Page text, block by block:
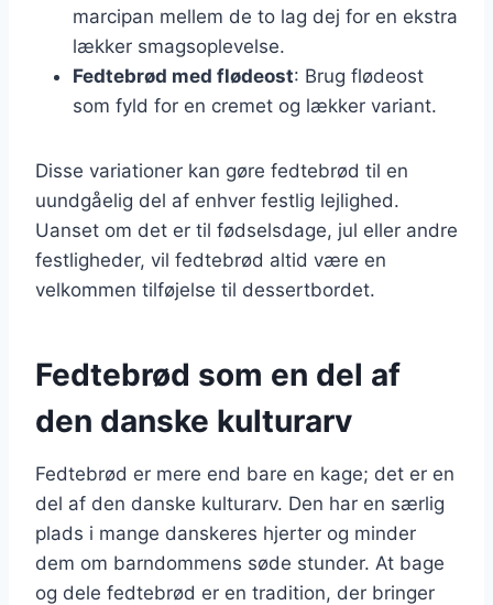
marcipan mellem de to lag dej for en ekstra
lækker smagsoplevelse.
Fedtebrød med flødeost: Brug flødeost
som fyld for en cremet og lækker variant.
Disse variationer kan gøre fedtebrød til en
uundgåelig del af enhver festlig lejlighed.
Uanset om det er til fødselsdage, jul eller andre
festligheder, vil fedtebrød altid være en
velkommen tilføjelse til dessertbordet.
Fedtebrød som en del af
den danske kulturarv
Fedtebrød er mere end bare en kage; det er en
del af den danske kulturarv. Den har en særlig
plads i mange danskeres hjerter og minder
dem om barndommens søde stunder. At bage
og dele fedtebrød er en tradition, der bringer